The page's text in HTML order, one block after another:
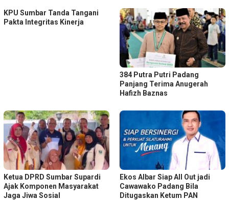
KPU Sumbar Tanda Tangani
Pakta Integritas Kinerja
384 Putra Putri Padang
Panjang Terima Anugerah
Hafizh Baznas
Ketua DPRD Sumbar Supardi
Ajak Komponen Masyarakat
Jaga Jiwa Sosial
Ekos Albar Siap All Out jadi
Cawawako Padang Bila
Ditugaskan Ketum PAN